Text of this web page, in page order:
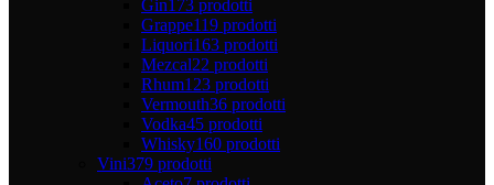
Gin173 prodotti
Grappe119 prodotti
Liquori163 prodotti
Mezcal22 prodotti
Rhum123 prodotti
Vermouth36 prodotti
Vodka45 prodotti
Whisky160 prodotti
Vini379 prodotti